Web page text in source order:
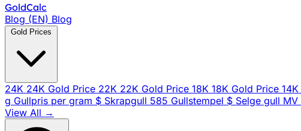
GoldCalc
Blog (EN) Blog
Gold Prices
24K 24K Gold Price 22K 22K Gold Price 18K 18K Gold Price 14K
g Gullpris per gram $ Skrapgull 585 Gullstempel $ Selge gull MV
View All →